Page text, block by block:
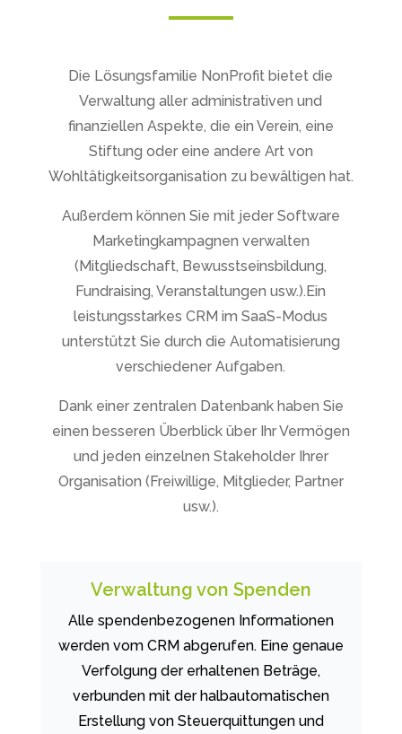
Die Lösungsfamilie NonProfit bietet die
Verwaltung aller administrativen und
finanziellen Aspekte, die ein Verein, eine
Stiftung oder eine andere Art von
Wohltätigkeitsorganisation zu bewältigen hat.
Außerdem können Sie mit jeder Software
Marketingkampagnen verwalten
(Mitgliedschaft, Bewusstseinsbildung,
Fundraising, Veranstaltungen usw.).Ein
leistungsstarkes CRM im SaaS-Modus
unterstützt Sie durch die Automatisierung
verschiedener Aufgaben.
Dank einer zentralen Datenbank haben Sie
einen besseren Überblick über Ihr Vermögen
und jeden einzelnen Stakeholder Ihrer
Organisation (Freiwillige, Mitglieder, Partner
usw.).
Verwaltung von Spenden
Alle spendenbezogenen Informationen
werden vom CRM abgerufen. Eine genaue
Verfolgung der erhaltenen Beträge,
verbunden mit der halbautomatischen
Erstellung von Steuerquittungen und